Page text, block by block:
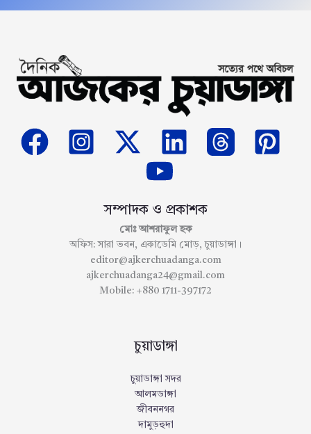
সম্পাদক ও প্রকাশক
মোঃ আশরাফুল হক
অফিস: সারা ভবন, একাডেমি মোড়, চুয়াডাঙ্গা।
editor@ajkerchuadanga.com
ajkerchuadanga24@gmail.com
Mobile: +880 1711-397172
চুয়াডাঙ্গা
চুয়াডাঙ্গা সদর
আলমডাঙ্গা
জীবননগর
দামুড়হুদা